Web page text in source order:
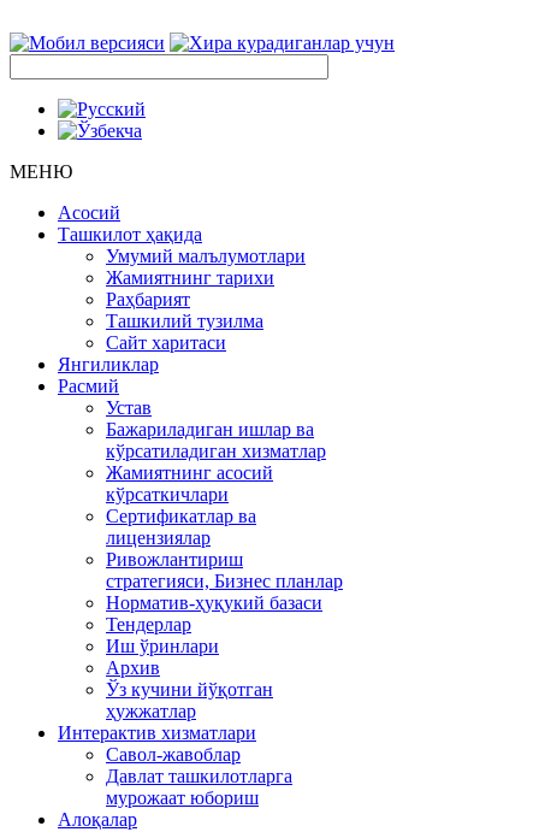
МЕНЮ
Асосий
Ташкилот ҳақида
Умумий малълумотлари
Жамиятнинг тарихи
Раҳбарият
Ташкилий тузилма
Сайт харитаси
Янгиликлар
Расмий
Устав
Бажариладиган ишлар ва
кўрсатиладиган хизматлар
Жамиятнинг асосий
кўрсаткичлари
Сертификатлар ва
лицензиялар
Ривожлантириш
стратегияси, Бизнес планлар
Норматив-ҳуқукий базаси
Тендерлар
Иш ўринлари
Архив
Ўз кучини йўқотган
ҳужжатлар
Интерактив хизматлари
Савол-жавоблар
Давлат ташкилотларга
мурожаат юбориш
Алоқалар